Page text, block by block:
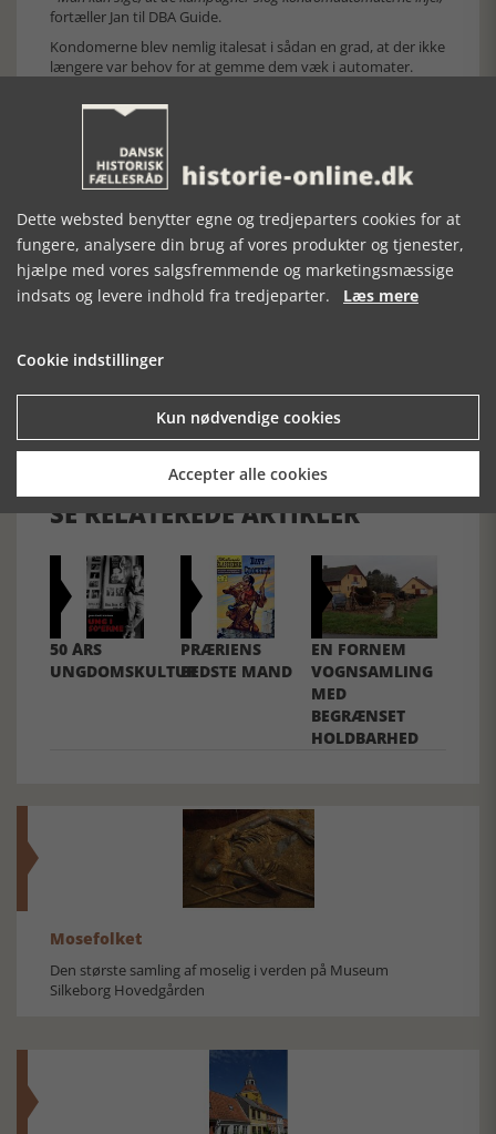
fortæller Jan til DBA Guide.
Kondomerne blev nemlig italesat i sådan en grad, at der ikke
længere var behov for at gemme dem væk i automater.
ganske naturlig ting at købe kondomer,
Nationalmuseets udstilling handler om, hvad danskerne
husker fra de seneste 100 år.
Artiklen har historie-online.dk fået fra Julie Schoen, redaktør på
DBA Guide. Genbrugsportalen DBA Guide
https://guide.dba.dk/
[Historie-online.dk, den 23. marts 2020]
Forrige artikel
SE RELATEREDE ARTIKLER
50 ÅRS
UNGDOMSKULTUR
PRÆRIENS
BEDSTE MAND
EN FORNEM
VOGNSAMLING
MED
BEGRÆNSET
HOLDBARHED
Mosefolket
Den største samling af moselig i verden på Museum
Silkeborg Hovedgården
Dette websted benytter egne og tredjeparters cookies for at
fungere, analysere din brug af vores produkter og tjenester,
hjælpe med vores salgsfremmende og marketingsmæssige
indsats og levere indhold fra tredjeparter. Læs mere
Cookie indstillinger
Kun nødvendige cookies
Accepter alle cookies